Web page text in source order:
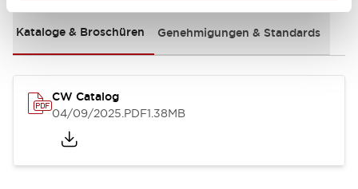
Kataloge & Broschüren Genehmigungen & Standards
CW Catalog
04/09/2025.PDF1.38MB